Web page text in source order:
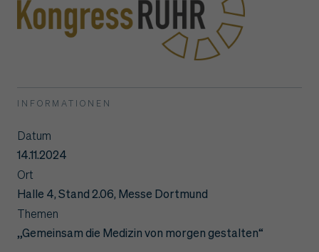
INFORMATIONEN
Datum
14.11.2024
Ort
Halle 4, Stand 2.06, Messe Dortmund
Themen
„Gemeinsam die Medizin von morgen gestalten“